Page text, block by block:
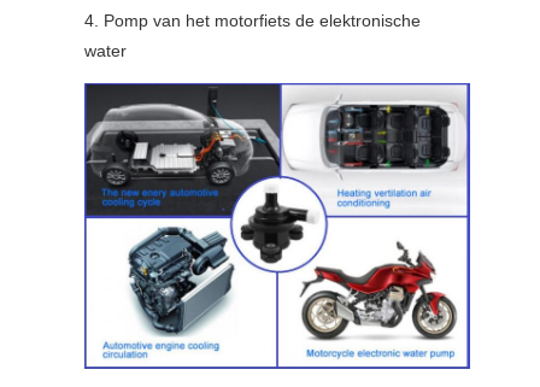
4. Pomp van het motorfiets de elektronische
water